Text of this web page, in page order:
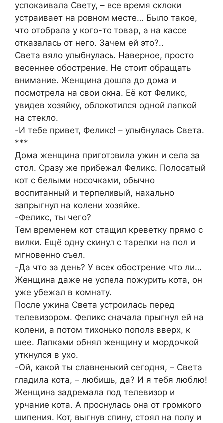
успокаивала Свету, – все время склоки
устраивает на ровном месте… Было такое,
что отобрала у кого-то товар, а на кассе
отказалась от него. Зачем ей это?..
Света вяло улыбнулась. Наверное, просто
весеннее обострение. Не стоит обращать
внимание. Женщина дошла до дома и
посмотрела на свои окна. Её кот Феликс,
увидев хозяйку, облокотился одной лапкой
на стекло.
-И тебе привет, Феликс! – улыбнулась Света.
***
Дома женщина приготовила ужин и села за
стол. Сразу же прибежал Феликс. Полосатый
кот с белыми носочками, обычно
воспитанный и терпеливый, нахально
запрыгнул на колени хозяйке.
-Феликс, ты чего?
Тем временем кот стащил креветку прямо с
вилки. Ещё одну скинул с тарелки на пол и
мгновенно съел.
-Да что за день? У всех обострение что ли…
Женщина даже не успела пожурить кота, он
уже убежал в комнату.
После ужина Света устроилась перед
телевизором. Феликс сначала прыгнул ей на
колени, а потом тихонько пополз вверх, к
шее. Лапками обнял женщину и мордочкой
уткнулся в ухо.
-Ой, какой ты славненький сегодня, – Света
гладила кота, – любишь, да? И я тебя люблю!
Женщина задремала под телевизор и
урчание кота. А проснулась она от громкого
шипения. Кот, выгнув спину, стоял на полу и